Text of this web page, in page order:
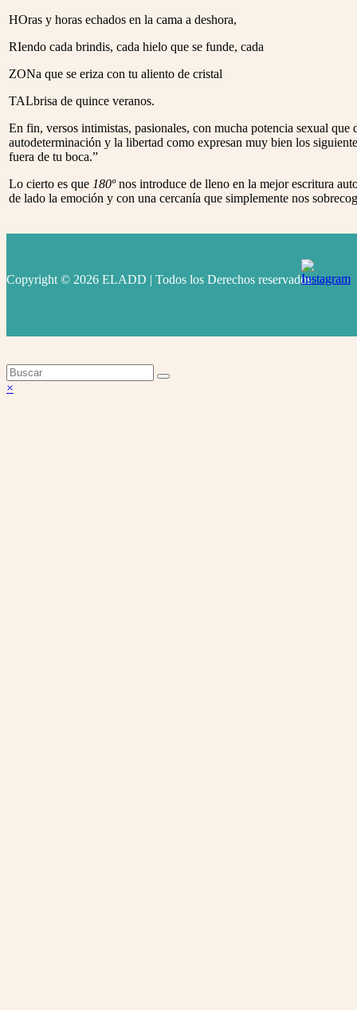
HOras y horas echados en la cama a deshora,
RIendo cada brindis, cada hielo que se funde, cada
ZONa que se eriza con tu aliento de cristal
TALbrisa de quince veranos.
En fin, versos intimistas, pasionales, con mucha potencia sexual
autodeterminación y la libertad como expresan muy bien los
fuera de tu boca.”
Lo cierto es que 180ºnos introduce de lleno en la mejor escritura
de lado la emoción y con una cercanía que simplemente nos
Copyright © 2026 ELADD | Todos los Derechos reservados
Volver
×